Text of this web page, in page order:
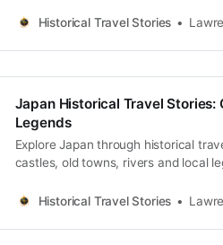
Historical Travel Stories
Japan Historical Travel Stories:
Legends
Explore Japan through historical
castles, old towns, rivers and local
Historical Travel Stories